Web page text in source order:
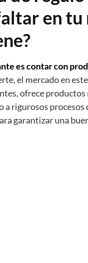
en
es contar con
el mercado en
ofrece productos
a rigurosos procesos
garantizar una